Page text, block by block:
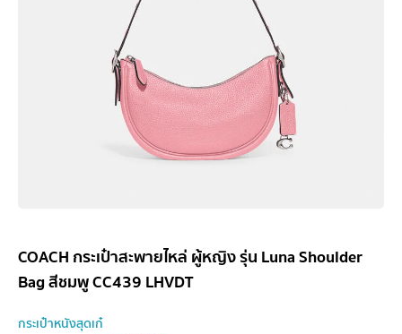
COACH กระเป๋าสะพายไหล่ ผู้หญิง รุ่น Luna Shoulder
Bag สีชมพู CC439 LHVDT
กระเป๋าหนังสุดเก๋